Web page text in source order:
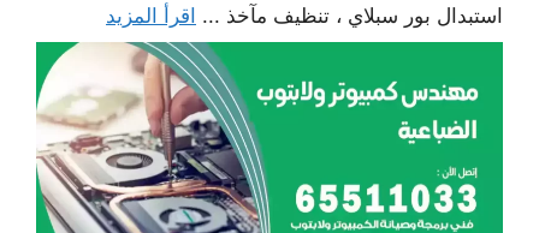
استبدال بور سبلاي ، تنظيف مآخذ ... اقرأ المزيد